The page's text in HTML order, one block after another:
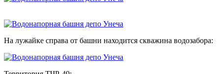
На лужайке справа от башни находится скважина водозабора: